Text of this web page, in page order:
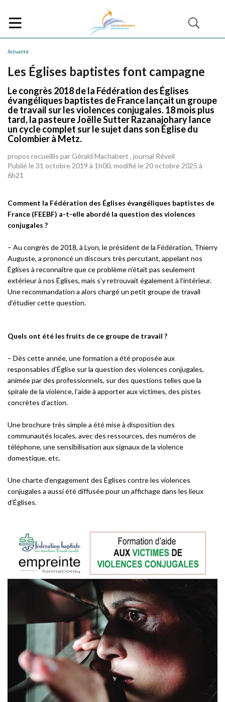
Actualité
Les Églises baptistes font campagne
Le congrès 2018 de la Fédération des Églises
évangéliques baptistes de France lançait un groupe
de travail sur les violences conjugales. 18 mois plus
tard, la pasteure Joëlle Sutter Razanajohary lance
un cycle complet sur le sujet dans son Église du
Colombier à Metz.
propos recueillis par Gérald Machabert , journal Réveil
Publié le 31 octobre 2019 à 1h00, modifié le 20 octobre 2025 à
6h21
Comment la Fédération des Églises évangéliques baptistes de
France (FEEBF) a-t-elle abordé la question des violences
conjugales ?
– Au congrès de 2018, à Lyon, le président de la Fédération, Thierry
Auguste, a prononcé un discours très percutant, appelant nos
Églises à reconnaître que ce problème n’était pas seulement
extérieur à nos Églises, mais s’y retrouvait également à l’intérieur.
Une recommandation a alors chargé un petit groupe de travail
d’étudier cette question.
Quels ont été les fruits de ce groupe de travail ?
– Dès cette année, une formation a été proposée aux
responsables d’Église sur la question des violences conjugales,
animée par des professionnels, sur des questions telles que la
spirale de la violence, l’aide à apporter aux victimes, des pistes
concrètes d’action.
Une brochure très simple a été mise à disposition des
communautés locales, avec des ressources, des numéros de
téléphone, une sensibilisation aux signaux de la violence
domestique, etc.
Une charte d’engagement des Églises contre les violences
conjugales a aussi été diffusée pour un affichage dans les lieux
d’Églises.